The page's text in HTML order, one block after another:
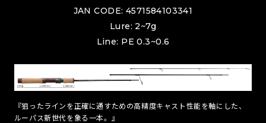
JAN CODE: 4571584103341
Lure: 2~7g
Line: PE 0.3~0.6
『狙ったラインを正確に通すための高精度キャスト性能を軸にした、
ルーパス新世代を象る一本。』